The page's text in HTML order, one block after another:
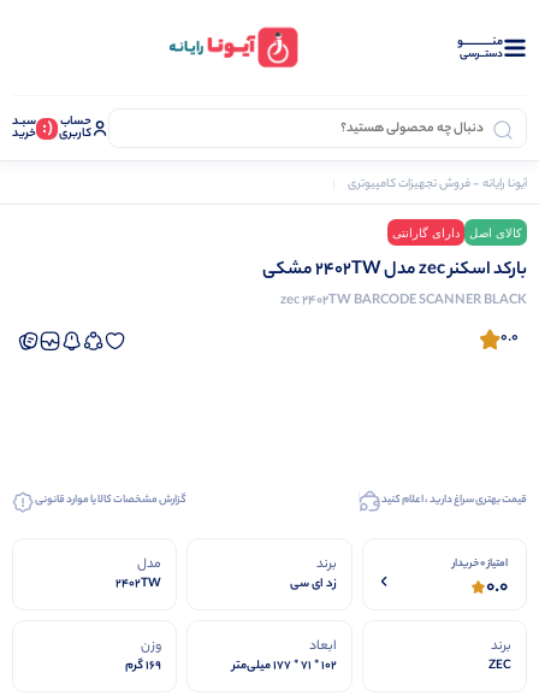
منــــــــــــو
دستــرسی
حساب
کاربری (: سبـد
خرید
آیونا رایانه - فروش تجهیزات کامپیوتری
کالای اصل دارای گارانتی
بارکد اسکنر zec مدل 2402TW مشکی
zec 2402TW BARCODE SCANNER BLACK
0.0
قیمت بهتری سراغ دارید ، اعلام کنید گزارش مشخصات کالا یا موارد قانونی
امتیاز 0 خریدار
0.0
برند
زد ای سی
مدل
2402TW
برند
ZEC
ابعاد
۱۰۲ * ۷۱ * ۱۷۷ میلی‌متر
وزن
169 گرم